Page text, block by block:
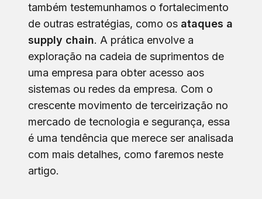
também testemunhamos o fortalecimento
de outras estratégias, como os ataques a
supply chain. A prática envolve a
exploração na cadeia de suprimentos de
uma empresa para obter acesso aos
sistemas ou redes da empresa. Com o
crescente movimento de terceirização no
mercado de tecnologia e segurança, essa
é uma tendência que merece ser analisada
com mais detalhes, como faremos neste
artigo.